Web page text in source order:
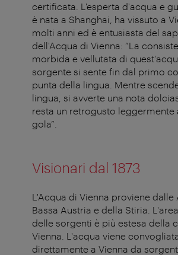
certificata. L'esperta d'acqua e
è nata a Shanghai, ha vissuto a
molti anni ed è entusiasta del
dell'Acqua di Vienna: “La
morbida e vellutata di
sorgente si sente fin dal primo
punta della lingua. Mentre
lingua, si avverte una nota
resta un retrogusto leggermente
gola”.
Visionari dal 1873
L'Acqua di Vienna proviene dalle
Bassa Austria e della Stiria.
delle sorgenti è più estesa della
Vienna. L'acqua viene
direttamente a Vienna da